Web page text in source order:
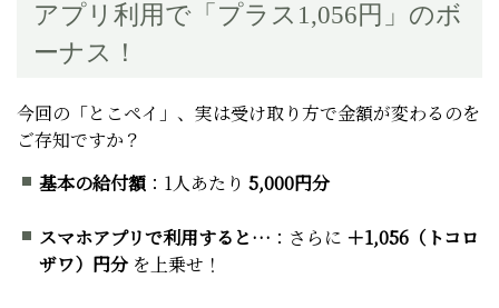
アプリ利用で「プラス1,056円」のボ
ーナス！
今回の「とこペイ」、実は受け取り方で金額が変わるのを
ご存知ですか？
基本の給付額 ：1人あたり 5,000円分
スマホアプリで利用すると… ：さらに ＋1,056（トコロ
ザワ）円分を上乗せ！